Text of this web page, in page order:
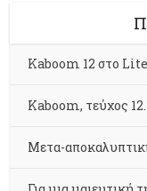
Kaboom 12 στο
Kaboom, τεύχος
Μετα-